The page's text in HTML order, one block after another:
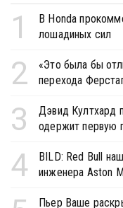
1
В Honda
лошадиных сил
2
«Это была бы
перехода
3
Дэвид Култхард
одержит первую
4
BILD: Red Bull
инженера Aston
Пьер Ваше